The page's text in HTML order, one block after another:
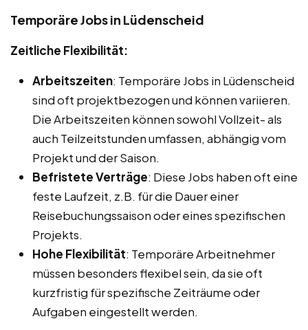
Temporäre Jobs in Lüdenscheid
Zeitliche Flexibilität:
Arbeitszeiten: Temporäre Jobs in Lüdenscheid
sind oft projektbezogen und können variieren.
Die Arbeitszeiten können sowohl Vollzeit- als
auch Teilzeitstunden umfassen, abhängig vom
Projekt und der Saison.
Befristete Verträge: Diese Jobs haben oft eine
feste Laufzeit, z.B. für die Dauer einer
Reisebuchungssaison oder eines spezifischen
Projekts.
Hohe Flexibilität: Temporäre Arbeitnehmer
müssen besonders flexibel sein, da sie oft
kurzfristig für spezifische Zeiträume oder
Aufgaben eingestellt werden.